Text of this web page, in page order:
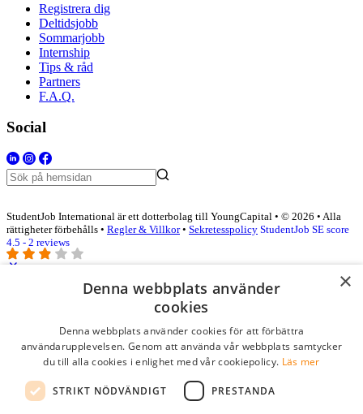
Registrera dig
Deltidsjobb
Sommarjobb
Internship
Tips & råd
Partners
F.A.Q.
Social
StudentJob International är ett dotterbolag till YoungCapital • © 2026 • Alla
rättigheter förbehålls • Regler & Villkor• Sekretesspolicy StudentJob SE score
4.5 - 2 reviews
Logga in som företag
Lösenord
kom ihåg mig
×
Denna webbplats använder
cookies
Denna webbplats använder cookies för att förbättra
användarupplevelsen. Genom att använda vår webbplats samtycker
du till alla cookies i enlighet med vår cookiepolicy. Läs mer
STRIKT NÖDVÄNDIGT PRESTANDA